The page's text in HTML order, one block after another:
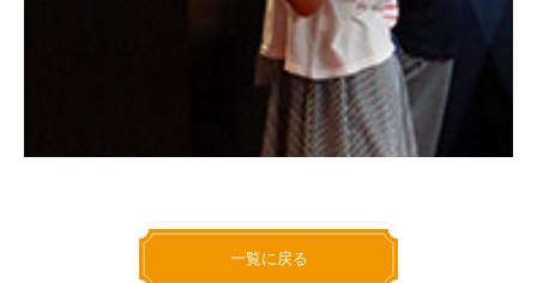
一覧に戻る